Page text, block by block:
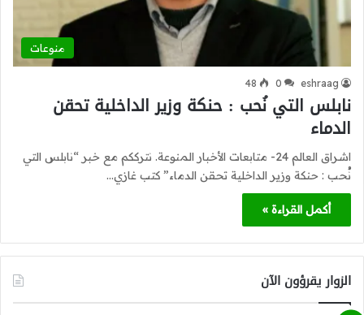
منوعات
eshraag
0
48
نابلس التي نُحب : حنكة وزير الداخلية تحقن
الدماء
اشراق العالم 24- متابعات الأخبار المنوعة. نترككم مع خبر “نابلس التي
نُحب : حنكة وزير الداخلية تحقن الدماء” كتب غازي…
أكمل القراءة »
الزوار يقرؤون الآن